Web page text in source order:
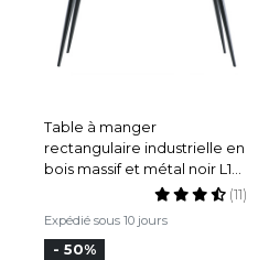
Table à manger
rectangulaire industrielle en
bois massif et métal noir L175
Expédié sous 10 jours
(11)
- 50%